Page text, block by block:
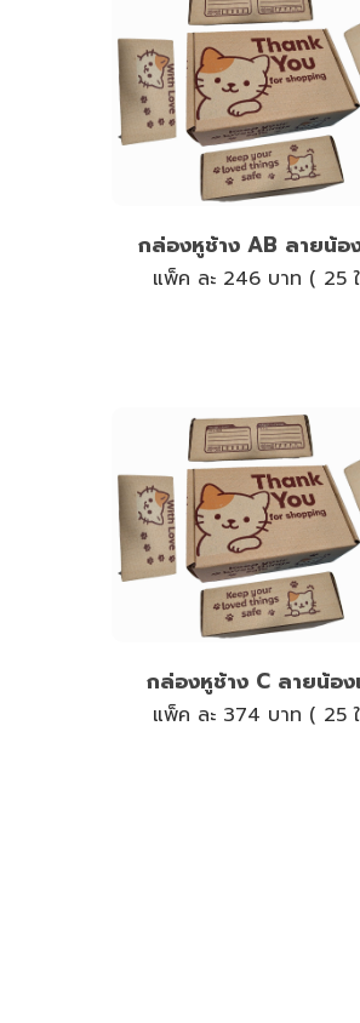
กล่องหูช้าง AB ลายน้อ
แพ็ค ละ 246 บาท ( 25
กล่องหูช้าง C ลายน้อ
แพ็ค ละ 374 บาท ( 25